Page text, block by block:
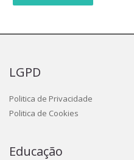
LGPD
Politica de Privacidade
Politica de Cookies
Educação